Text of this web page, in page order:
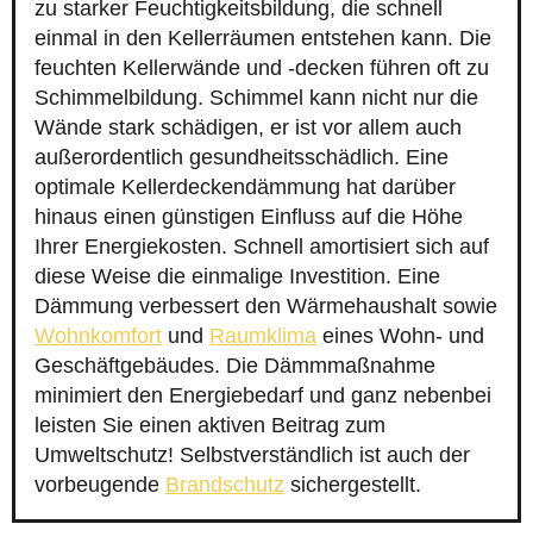
zu starker Feuchtigkeitsbildung, die schnell
einmal in den Kellerräumen entstehen kann. Die
feuchten Kellerwände und -decken führen oft zu
Schimmelbildung. Schimmel kann nicht nur die
Wände stark schädigen, er ist vor allem auch
außerordentlich gesundheitsschädlich. Eine
optimale Kellerdeckendämmung hat darüber
hinaus einen günstigen Einfluss auf die Höhe
Ihrer Energiekosten. Schnell amortisiert sich auf
diese Weise die einmalige Investition. Eine
Dämmung verbessert den Wärmehaushalt sowie
Wohnkomfort und Raumklima eines Wohn- und
Geschäftgebäudes. Die Dämmmaßnahme
minimiert den Energiebedarf und ganz nebenbei
leisten Sie einen aktiven Beitrag zum
Umweltschutz! Selbstverständlich ist auch der
vorbeugende Brandschutz sichergestellt.